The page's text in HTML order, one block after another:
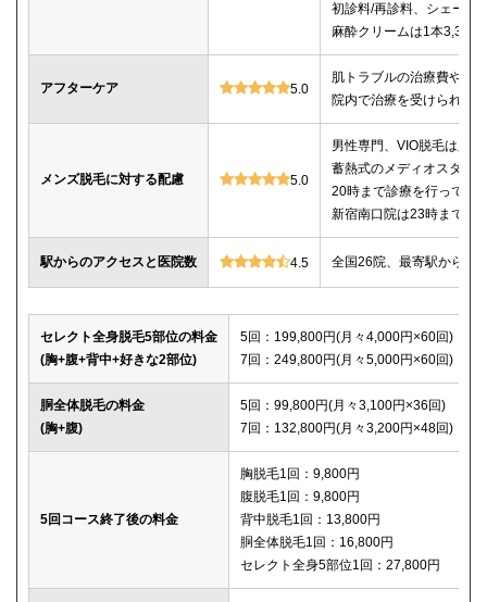
初診料/再診料、シェービ
麻酔クリームは1本3,300
アフターケア 5.0
肌トラブルの治療費や薬
院内で治療を受けられる
メンズ脱毛に対する配慮 5.0
男性専門、VIO脱毛は必
蓄熱式のメディオスター
20時まで診療を行ってい
新宿南口院は23時までの
駅からのアクセスと医院数 4.5 全国26院、最寄駅から徒
セレクト全身脱毛5部位の料金
(胸+腹+背中+好きな2部位)
5回：199,800円(月々4,000円×60回)
7回：249,800円(月々5,000円×60回)
胴全体脱毛の料金
(胸+腹)
5回：99,800円(月々3,100円×36回)
7回：132,800円(月々3,200円×48回)
5回コース終了後の料金
胸脱毛1回：9,800円
腹脱毛1回：9,800円
背中脱毛1回：13,800円
胴全体脱毛1回：16,800円
セレクト全身5部位1回：27,800円